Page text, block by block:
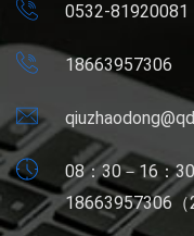
0532-81920081
18663957306
08：30－16：
18663957306（